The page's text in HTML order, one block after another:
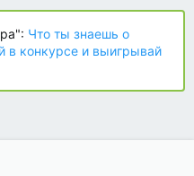
Что ты знаешь о
в конкурсе и выигрывай